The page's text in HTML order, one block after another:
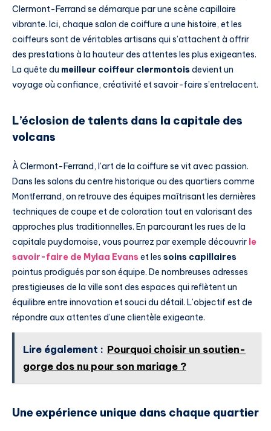
Clermont-Ferrand se démarque par une scène capillaire
vibrante. Ici, chaque salon de coiffure a une histoire, et les
coiffeurs sont de véritables artisans qui s’attachent à offrir
des prestations à la hauteur des attentes les plus exigeantes.
La quête du meilleur coiffeur clermontois devient un
voyage où confiance, créativité et savoir-faire s’entrelacent.
L’éclosion de talents dans la capitale des
volcans
À Clermont-Ferrand, l’art de la coiffure se vit avec passion.
Dans les salons du centre historique ou des quartiers comme
Montferrand, on retrouve des équipes maîtrisant les dernières
techniques de coupe et de coloration tout en valorisant des
approches plus traditionnelles. En parcourant les rues de la
capitale puydomoise, vous pourrez par exemple découvrir le
savoir-faire de Mylaa Evans et les soins capillaires
pointus prodigués par son équipe. De nombreuses adresses
prestigieuses de la ville sont des espaces qui reflètent un
équilibre entre innovation et souci du détail. L’objectif est de
répondre aux attentes d’une clientèle exigeante.
Lire également : Pourquoi choisir un soutien-
gorge dos nu pour son mariage ?
Une expérience unique dans chaque quartier